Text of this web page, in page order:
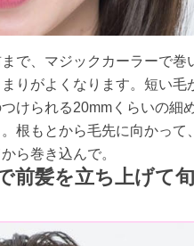
で、マジックカーラーで巻
りがよくなります。短い毛
けられる20mmくらいの細
根もとから毛先に向かって
ら巻き込んで。
前髪を立ち上げて旬